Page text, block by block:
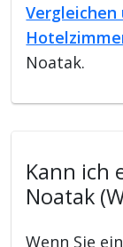
Vergleichen
Noatak.
Kann ich
Noatak
Wenn Sie